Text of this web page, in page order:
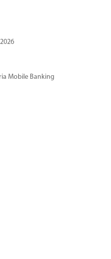
Mobile Banking